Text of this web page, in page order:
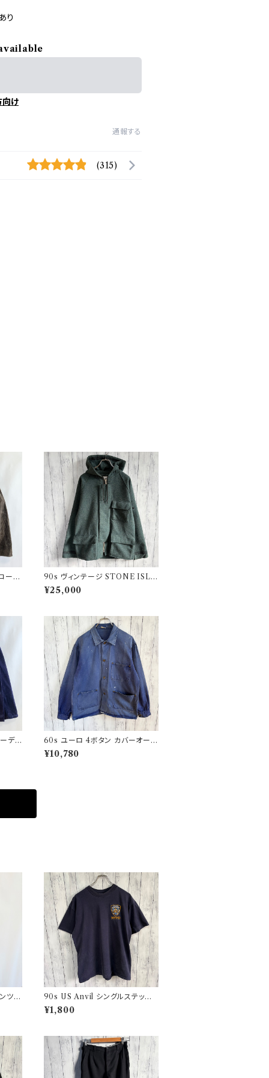
り
向け
通報する
(315)
ーデ
90s ヴィンテージ STONE ISLA
ND ウールジャケット ストーンア
イランド グリーンエッジ
¥25,000
デュ
60s ユーロ 4ボタン カバーオール
ワークジャケット 月桂樹ボタン ヴ
ィンテージ
¥10,780
ツ
90s US Anvil シングルステッチT
シャツ ニューヨーク警察 ヴィンテ
ージ
¥1,800